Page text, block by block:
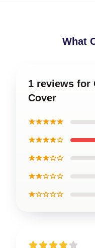
What
1 reviews for
Cover
★★★★★
★★★★☆
★★★☆☆
★★☆☆☆
★☆☆☆☆